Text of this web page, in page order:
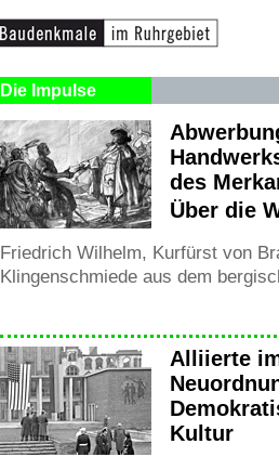
Die Impulse
des
Über die
Friedrich Wilhelm, Kurfürst von
Klingenschmiede aus dem
Alliierte
Kultur